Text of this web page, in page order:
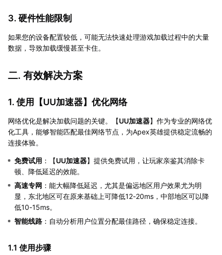
3. 硬件性能限制
如果您的设备配置较低，可能无法快速处理游戏加载过程中的大量
数据，导致加载缓慢甚至卡住。
二. 有效解决方案
1. 使用【UU加速器】优化网络
网络优化是解决加载问题的关键。【UU加速器】作为专业的网络优
化工具，能够智能匹配最佳网络节点，为Apex英雄提供稳定流畅的
连接体验。
免费试用 ：【UU加速器】提供免费试用，让玩家亲鉴其消除卡
顿、降低延迟的效能。
高速专网 ：能大幅降低延迟，尤其是偏远地区用户效果尤为明
显，东北地区可在原来基础上可降低12-20ms，中部地区可以降
低10-15ms。
智能线路 ：自动分析用户位置分配最佳路径，确保稳定连接。
1.1 使用步骤